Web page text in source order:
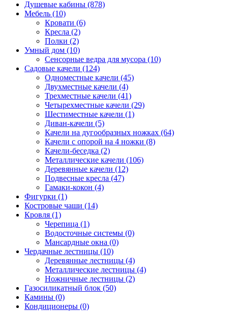
Душевые кабины (878)
Мебель (10)
Кровати (6)
Кресла (2)
Полки (2)
Умный дом (10)
Сенсорные ведра для мусора (10)
Садовые качели (124)
Одноместные качели (45)
Двухместные качели (4)
Трехместные качели (41)
Четырехместные качели (29)
Шестиместные качели (1)
Диван-качели (5)
Качели на дугообразных ножках (64)
Качели с опорой на 4 ножки (8)
Качели-беседка (2)
Металлические качели (106)
Деревянные качели (12)
Подвесные кресла (47)
Гамаки-кокон (4)
Фигурки (1)
Костровые чаши (14)
Кровля (1)
Черепица (1)
Водосточные системы (0)
Мансардные окна (0)
Чердачные лестницы (10)
Деревянные лестницы (4)
Металлические лестницы (4)
Ножничные лестницы (2)
Газосиликатный блок (50)
Камины (0)
Кондиционеры (0)